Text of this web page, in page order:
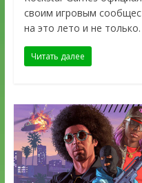
своим игровым
на это лето и не только.
Читать далее